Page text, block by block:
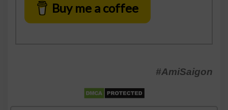
Buy me a coffee
#AmiSaigon